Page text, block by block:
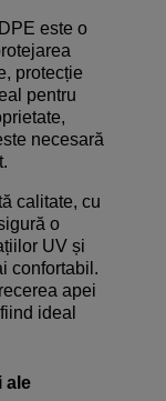
este o
protecție
pentru
necesară
calitate, cu
o
UV și
confortabil.
apei
ideal
ale